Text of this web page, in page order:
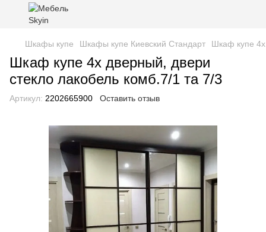
Шкафы купе Шкафы купе Киевский Стандарт Шкаф купе 4х
Шкаф купе 4х дверный, двери
стекло лакобель комб.7/1 та 7/3
Артикул: 2202665900 Оставить отзыв